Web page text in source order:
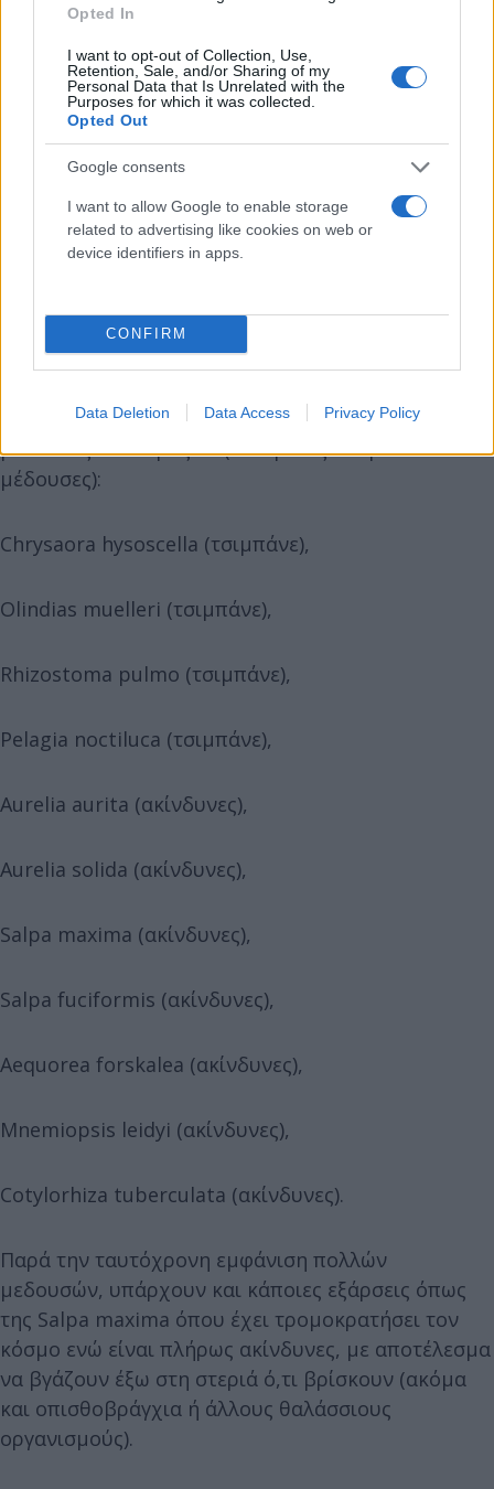
Opted In
I want to opt-out of Collection, Use,
Retention, Sale, and/or Sharing of my
Personal Data that Is Unrelated with the
Purposes for which it was collected.
Opted Out
Google consents
I want to allow Google to enable storage
related to advertising like cookies on web or
device identifiers in apps.
CONFIRM
Data Deletion Data Access Privacy Policy
ρεύματα της εκάστοτε περιοχής για το που θα
μετακινηθούν οι μέδουσες.
Τα 11 είδη που καταγράφονται στις ελληνικές
θάλασσες
Μέσα στην καρδιά του καλοκαιριού δεν είναι μόνο
στις θάλασσες μας, αλλά τις τελευταίες ημέρες
είδαμε σχεδόν απ’ όλες τις μέδουσες.
Αυτές τις ημέρες οι πολίτες καταγράφουν τις εξής
μέδουσες και υδρόζωα (που μοιάζουν με
μέδουσες):
Chrysaora hysoscella (τσιμπάνε),
Olindias muelleri (τσιμπάνε),
Rhizostoma pulmo (τσιμπάνε),
Pelagia noctiluca (τσιμπάνε),
Aurelia aurita (ακίνδυνες),
Aurelia solida (ακίνδυνες),
Salpa maxima (ακίνδυνες),
Salpa fuciformis (ακίνδυνες),
Aequorea forskalea (ακίνδυνες),
Mnemiopsis leidyi (ακίνδυνες),
Cotylorhiza tuberculata (ακίνδυνες).
Παρά την ταυτόχρονη εμφάνιση πολλών
μεδουσών, υπάρχουν και κάποιες εξάρσεις όπως
της Salpa maxima όπου έχει τρομοκρατήσει τον
κόσμο ενώ είναι πλήρως ακίνδυνες, με αποτέλεσμα
να βγάζουν έξω στη στεριά ό,τι βρίσκουν (ακόμα
και οπισθοβράγχια ή άλλους θαλάσσιους
οργανισμούς).